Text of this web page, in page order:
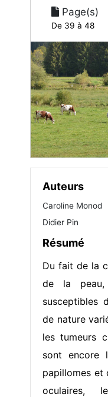
Page(s)
De 39 à 48
Auteurs
Caroline Monod
Didier Pin
Résumé
Du fait de la
de la peau,
susceptibles
de nature
les tumeurs
sont encore
papillomes et
oculaires,